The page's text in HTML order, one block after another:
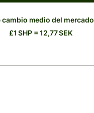
cambio medio del mercado
£1 SHP = 12,77 SEK